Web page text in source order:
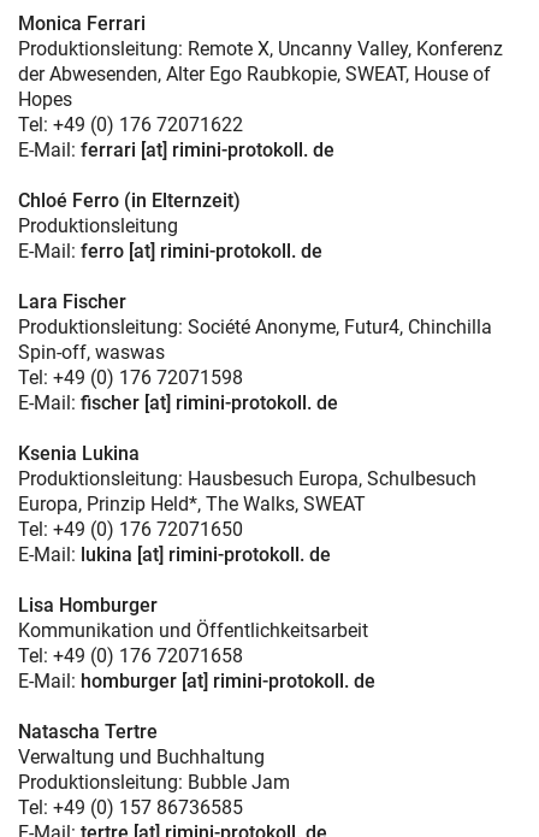
Monica Ferrari
Produktionsleitung: Remote X, Uncanny Valley, Konferenz
der Abwesenden, Alter Ego Raubkopie, SWEAT, House of
Hopes
Tel: +49 (0) 176 72071622
E-Mail: ferrari [at] rimini-protokoll. de
Chloé Ferro (in Elternzeit)
Produktionsleitung
E-Mail: ferro [at] rimini-protokoll. de
Lara Fischer
Produktionsleitung: Société Anonyme, Futur4, Chinchilla
Spin-off, waswas
Tel: +49 (0) 176 72071598
E-Mail: fischer [at] rimini-protokoll. de
Ksenia Lukina
Produktionsleitung: Hausbesuch Europa, Schulbesuch
Europa, Prinzip Held*, The Walks, SWEAT
Tel: +49 (0) 176 72071650
E-Mail: lukina [at] rimini-protokoll. de
Lisa Homburger
Kommunikation und Öffentlichkeitsarbeit
Tel: +49 (0) 176 72071658
E-Mail: homburger [at] rimini-protokoll. de
Natascha Tertre
Verwaltung und Buchhaltung
Produktionsleitung: Bubble Jam
Tel: +49 (0) 157 86736585